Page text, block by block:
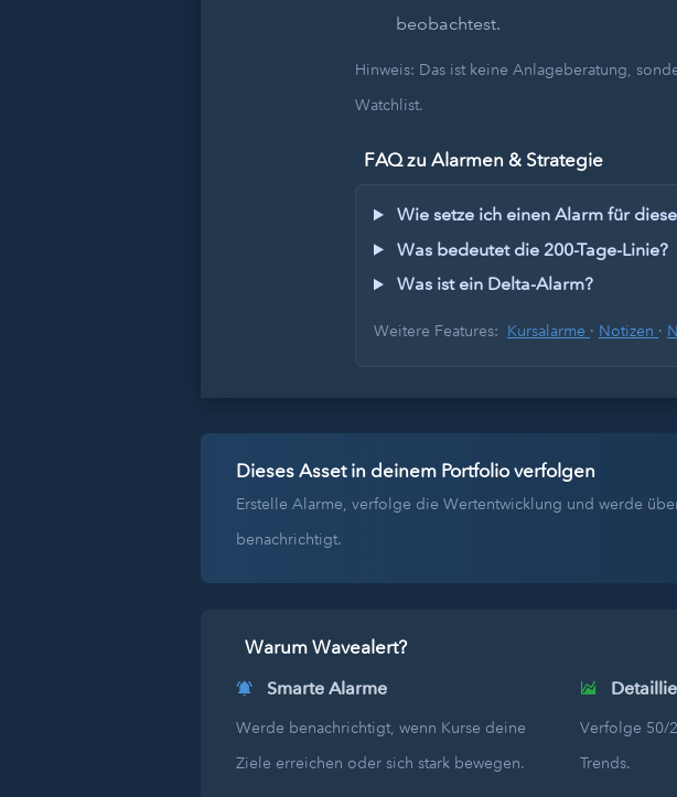
beobachtest.
Hinweis: Das ist keine Anlageberatung,
Watchlist.
FAQ zu Alarmen & Strategie
Wie setze ich einen Alarm für
Was bedeutet die 200-Tage-Linie?
Was ist ein Delta-Alarm?
Weitere Features: Kursalarme · Notizen ·
Dieses Asset in deinem Portfolio verfolgen
Erstelle Alarme, verfolge die Wertentwicklung und werde
benachrichtigt.
Warum Wavealert?
Smarte Alarme
Werde benachrichtigt, wenn Kurse deine
Ziele erreichen oder sich stark bewegen.
Verfolge 50/
Trends.